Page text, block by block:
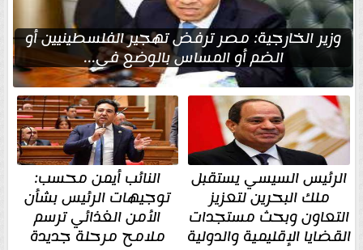
وزير الخارجية: مصر ترفض تهجير الفلسطينيين أو
الضم أو المساس بالوضع في...
الرئيس السيسي يستقبل
ملك البحرين لتعزيز
التعاون وبحث مستجدات
القضايا الإقليمية والدولية
النائب أيمن محسب:
توجيهات الرئيس بشأن
الأمن الغذائي ترسم
ملامح مرحلة جديدة